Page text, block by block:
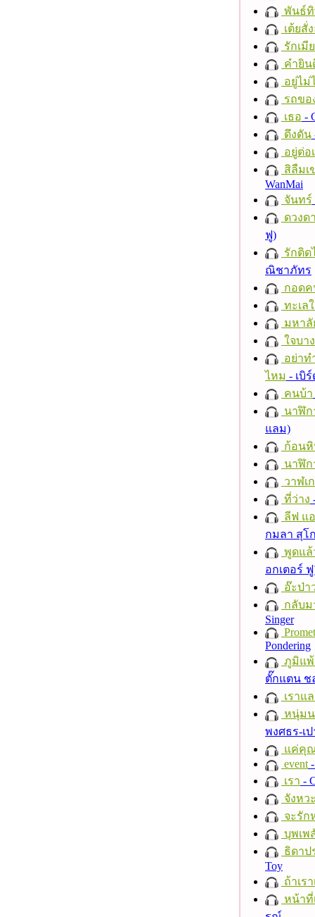
พันธ์
เต้ยสั่
รักเมี
คำยิน
อยู่ไม่
รถขอ
เธอ -
ดึงดัน
อยู่ต่อ
สิลืมเ
WanMai
จันทร์
ดวงด
ฟู)
รักติด
ณิชาภัทร
กอดค
ทะเล
มหาลั
ใจบาง
อย่าท
ไหม - เบิ
คนบ้า
นาฬิก
แลม)
ก้อน
นาฬิก
วาฬเ
ที่ว่าง
ลีฟ แอ
กมลา สุโ
พูดแล้
อกเตอร์
อ๊ะป่า
กลับม
Singer
Pondering
ภูมิแพ้
ตั๊กแตน ช
เราแ
หนุ่มน
พงศธร-เ
แค่คุ
event
เรา -
จังหว
จะรัก
บุพเพ
ธิดาป
Toy
ถ้าเร
หน้าที่